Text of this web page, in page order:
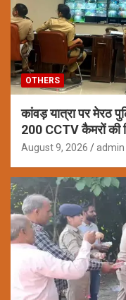
OTHERS
कांवड़ यात्रा पर मेरठ
200 CCTV कैमरों की
August 9, 2026 admin